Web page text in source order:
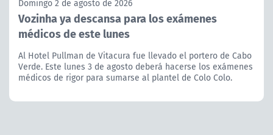
Domingo 2 de agosto de 2026
Vozinha ya descansa para los exámenes
médicos de este lunes
Al Hotel Pullman de Vitacura fue llevado el portero de Cabo
Verde. Este lunes 3 de agosto deberá hacerse los exámenes
médicos de rigor para sumarse al plantel de Colo Colo.